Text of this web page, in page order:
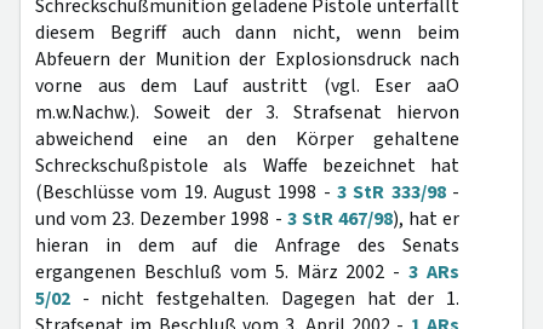
Schreckschußmunition geladene Pistole unterfällt
diesem Begriff auch dann nicht, wenn beim
Abfeuern der Munition der Explosionsdruck nach
vorne aus dem Lauf austritt (vgl. Eser aaO
m.w.Nachw.). Soweit der 3. Strafsenat hiervon
abweichend eine an den Körper gehaltene
Schreckschußpistole als Waffe bezeichnet hat
(Beschlüsse vom 19. August 1998 - 3 StR 333/98-
und vom 23. Dezember 1998 - 3 StR 467/98), hat er
hieran in dem auf die Anfrage des Senats
ergangenen Beschluß vom 5. März 2002 -3 ARs
5/02 - nicht festgehalten. Dagegen hat der 1.